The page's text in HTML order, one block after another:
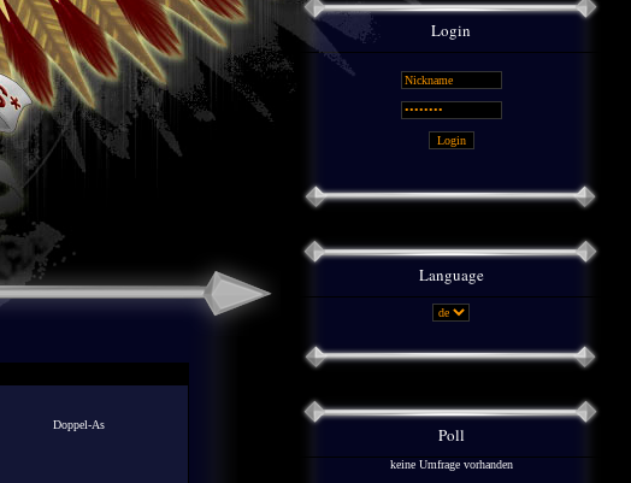
Doppel-As
Login
Language
Poll
keine Umfrage vorhanden